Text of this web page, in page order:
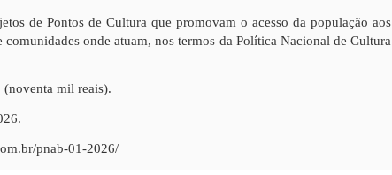
de Pontos de Cultura que promovam o acesso da população aos
onde atuam, nos termos da Política Nacional de Cultura
(noventa mil reais).
pnab-01-2026/